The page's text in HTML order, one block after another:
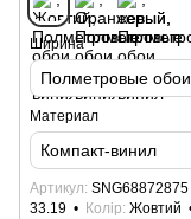
Ширина
Полметровые обои
Материал
Компакт-винил
Артикул SNG68872875
33.19
Колір Жовтий